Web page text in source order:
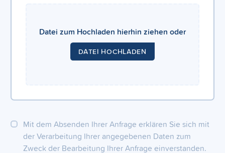
Datei zum Hochladen hierhin ziehen oder
DATEI HOCHLADEN
Mit dem Absenden Ihrer Anfrage erklären Sie sich mit
der Verarbeitung Ihrer angegebenen Daten zum
Zweck der Bearbeitung Ihrer Anfrage einverstanden.